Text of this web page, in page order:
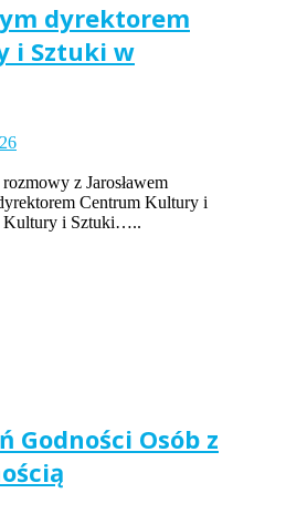
dyrektorem
i Sztuki w
z Jarosławem
Centrum Kultury i
Kultury i Sztuki…..
Godności Osób z